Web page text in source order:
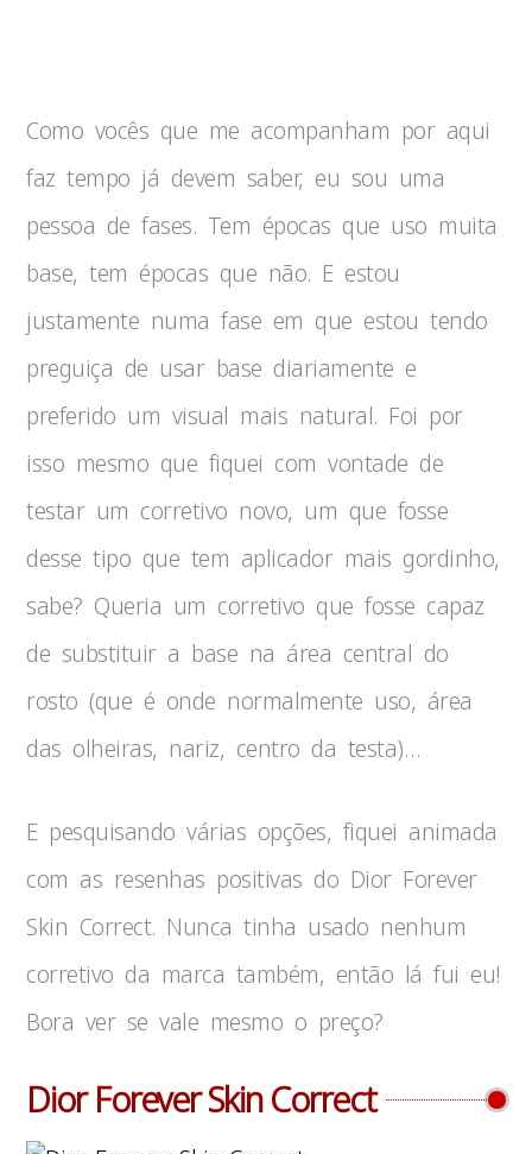
Como vocês que me acompanham por aqui
faz tempo já devem saber, eu sou uma
pessoa de fases. Tem épocas que uso muita
base, tem épocas que não. E estou
justamente numa fase em que estou tendo
preguiça de usar base diariamente e
preferido um visual mais natural. Foi por
isso mesmo que fiquei com vontade de
testar um corretivo novo, um que fosse
desse tipo que tem aplicador mais gordinho,
sabe? Queria um corretivo que fosse capaz
de substituir a base na área central do
rosto (que é onde normalmente uso, área
das olheiras, nariz, centro da testa)…
E pesquisando várias opções, fiquei animada
com as resenhas positivas do Dior Forever
Skin Correct. Nunca tinha usado nenhum
corretivo da marca também, então lá fui eu!
Bora ver se vale mesmo o preço?
Dior Forever Skin Correct